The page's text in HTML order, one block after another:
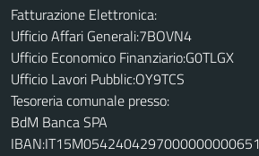
Fatturazione Elettronica:
Ufficio Affari Generali:7BOVN4
Ufficio Economico Finanziario:G0TLGX
Ufficio Lavori Pubblic:OY9TCS
Tesoreria comunale presso:
BdM Banca SPA
IBAN:IT15M0542404297000000000651